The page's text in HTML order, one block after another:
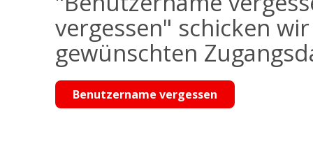
vergessen" schicken
gewünschten
Benutzername vergessen